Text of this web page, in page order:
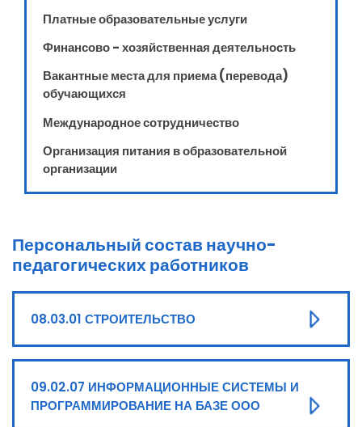
Платные образовательные услуги
Финансово - хозяйственная деятельность
Вакантные места для приема (перевода)
обучающихся
Международное сотрудничество
Организация питания в образовательной
организации
Персональный состав научно-
педагогических работников
08.03.01 СТРОИТЕЛЬСТВО
09.02.07 ИНФОРМАЦИОННЫЕ СИСТЕМЫ И
ПРОГРАММИРОВАНИЕ НА БАЗЕ ООО